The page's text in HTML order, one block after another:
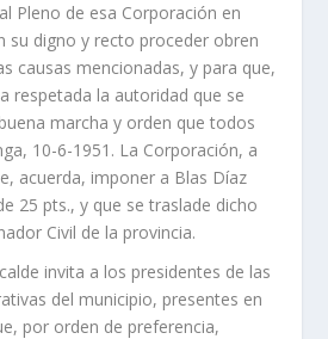
Pleno de esa Corporación en
su digno y recto proceder obren
causas mencionadas, y para que,
respetada la autoridad que se
marcha y orden que todos
10-6-1951. La Corporación, a
acuerda, imponer a Blas Díaz
25 pts., y que se traslade dicho
Civil de la provincia.
invita a los presidentes de las
del municipio, presentes en
por orden de preferencia,